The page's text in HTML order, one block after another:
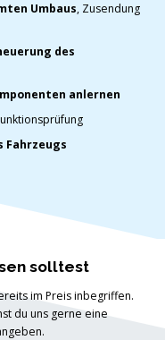
Umbaus, Zusendung
des
anlernen
Fahrzeugs
solltest
im Preis inbegriffen.
du uns gerne eine